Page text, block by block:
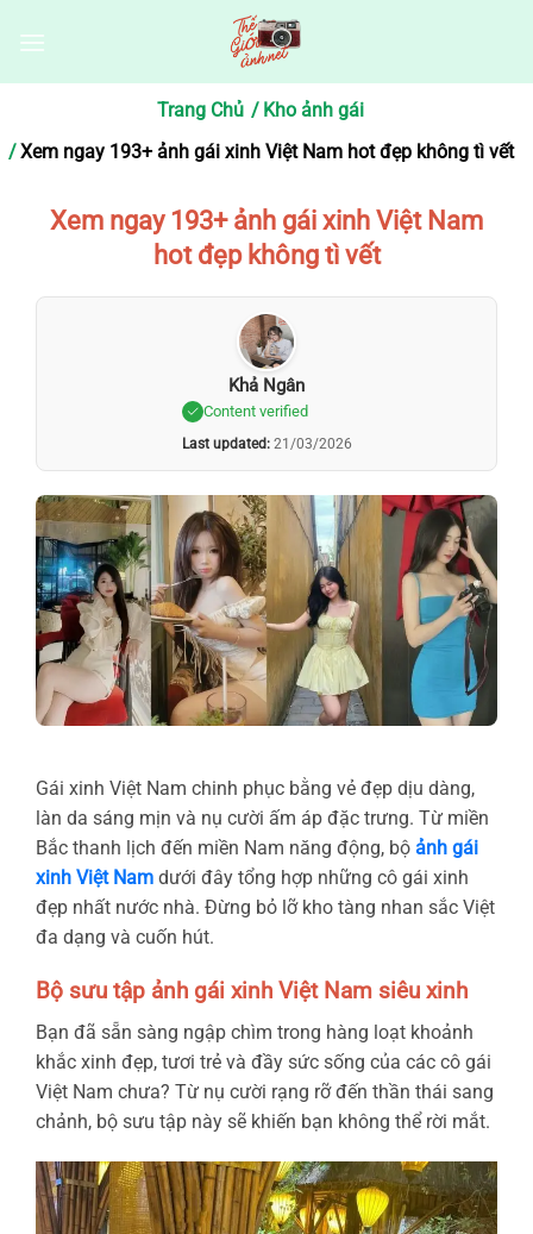
qua
Trang Chủ
Kho ảnh gái
Xem ngay 193+ ảnh gái xinh Việt Nam hot đẹp không tì vết
Xem ngay 193+ ảnh gái xinh Việt Nam
hot đẹp không tì vết
Khả Ngân
Content verified
Last updated:21/03/2026
Gái xinh Việt Nam chinh phục bằng vẻ đẹp dịu dàng,
làn da sáng mịn và nụ cười ấm áp đặc trưng. Từ miền
Bắc thanh lịch đến miền Nam năng động, bộ ảnh gái
xinh Việt Namdưới đây tổng hợp những cô gái xinh
đẹp nhất nước nhà. Đừng bỏ lỡ kho tàng nhan sắc Việt
đa dạng và cuốn hút.
Bộ sưu tập ảnh gái xinh Việt Nam siêu xinh
Bạn đã sẵn sàng ngập chìm trong hàng loạt khoảnh
khắc xinh đẹp, tươi trẻ và đầy sức sống của các cô gái
Việt Nam chưa? Từ nụ cười rạng rỡ đến thần thái sang
chảnh, bộ sưu tập này sẽ khiến bạn không thể rời mắt.